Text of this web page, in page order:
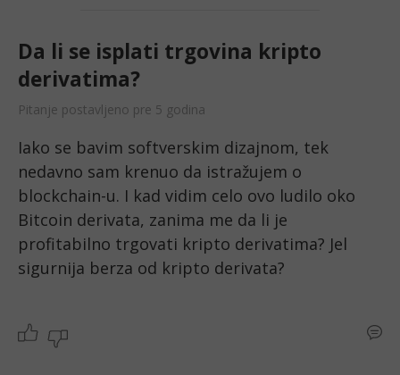
Da li se isplati trgovina kripto
derivatima?
Pitanje postavljeno pre 5 godina
Iako se bavim softverskim dizajnom, tek
nedavno sam krenuo da istražujem o
blockchain-u. I kad vidim celo ovo ludilo oko
Bitcoin derivata, zanima me da li je
profitabilno trgovati kripto derivatima? Jel
sigurnija berza od kripto derivata?